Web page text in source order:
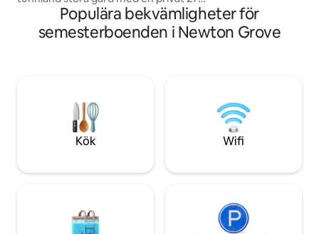
tunnland stor sjö kommer att förvåna
dig med sin lantliga charm och stadens
bekvämlighet, med nybakat bröd och
vänliga gårdsdjur. Rabatt för militärer,
veteraner och räddningspersonal. Skicka
ett meddelande till värden för detaljer.
och det är
bekvämligheter
återspeglar
badtunna, egen
beläget i Raleigh.
Populära bekvämligheter för
semesterboenden i Newton Grove
Kök Wifi